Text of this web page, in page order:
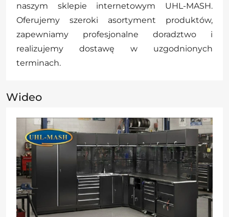
naszym sklepie internetowym UHL-MASH.
Oferujemy szeroki asortyment produktów,
zapewniamy profesjonalne doradztwo i
realizujemy dostawę w uzgodnionych
terminach.
Wideo